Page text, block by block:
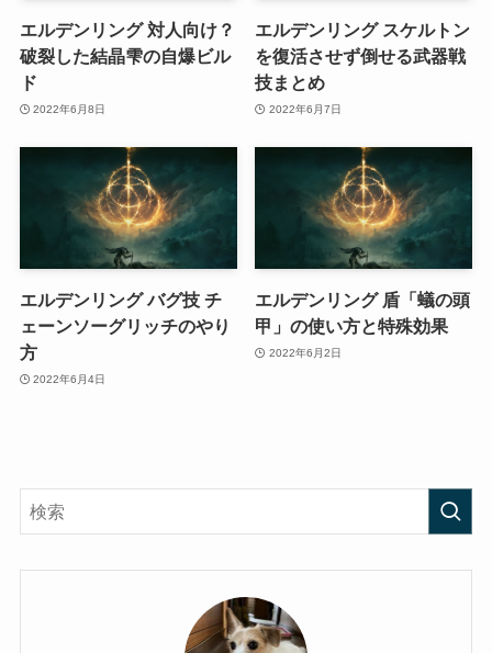
エルデンリング 対人向け？
破裂した結晶雫の自爆ビル
ド
2022年6月8日
エルデンリング スケルトン
を復活させず倒せる武器戦
技まとめ
2022年6月7日
エルデンリング バグ技 チ
ェーンソーグリッチのやり
方
2022年6月4日
エルデンリング 盾「蟻の頭
甲」の使い方と特殊効果
2022年6月2日